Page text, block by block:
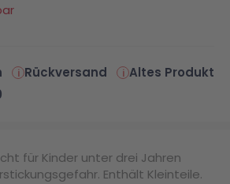
Rückversand
Altes Produkt
für Kinder unter drei Jahren
Enthält Kleinteile.